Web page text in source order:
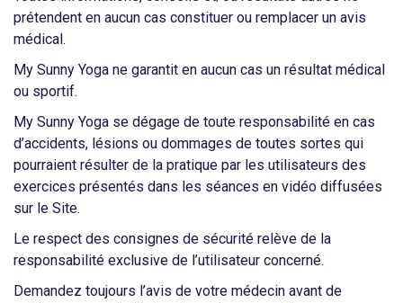
prétendent en aucun cas constituer ou remplacer un avis
médical.
My Sunny Yoga ne garantit en aucun cas un résultat médical
ou sportif.
My Sunny Yoga se dégage de toute responsabilité en cas
d’accidents, lésions ou dommages de toutes sortes qui
pourraient résulter de la pratique par les utilisateurs des
exercices présentés dans les séances en vidéo diffusées
sur le Site.
Le respect des consignes de sécurité relève de la
responsabilité exclusive de l’utilisateur concerné.
Demandez toujours l’avis de votre médecin avant de